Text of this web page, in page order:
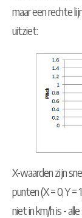
maar een rechte
uitziet:
X-waarden zijn
punten (X = 0, Y =
niet in km/h is -